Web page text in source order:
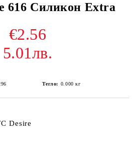
616 Силикон Extra
€2.56
5.01лв.
Тегло: 0.000 кг
Desire